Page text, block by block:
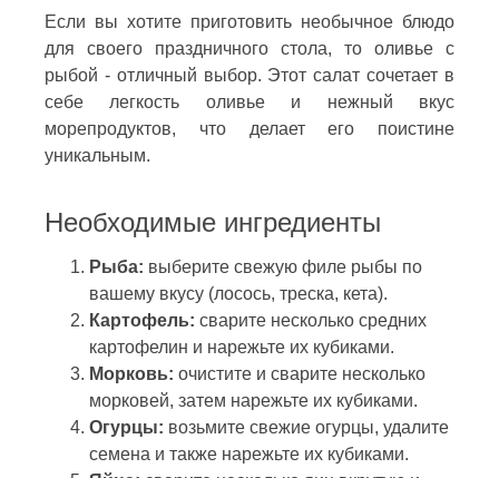
Если вы хотите приготовить необычное блюдо
для своего праздничного стола, то оливье с
рыбой - отличный выбор. Этот салат сочетает в
себе легкость оливье и нежный вкус
морепродуктов, что делает его поистине
уникальным.
Необходимые ингредиенты
Рыба: выберите свежую филе рыбы по
вашему вкусу (лосось, треска, кета).
Картофель: сварите несколько средних
картофелин и нарежьте их кубиками.
Морковь: очистите и сварите несколько
морковей, затем нарежьте их кубиками.
Огурцы: возьмите свежие огурцы, удалите
семена и также нарежьте их кубиками.